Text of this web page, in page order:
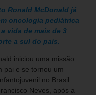
Ronald McDonald já
oncologia pediátrica
vida de mais de 3
a sul do país.
iniciou uma missão
pai e se tornou um
no Brasil.
Neves, após a